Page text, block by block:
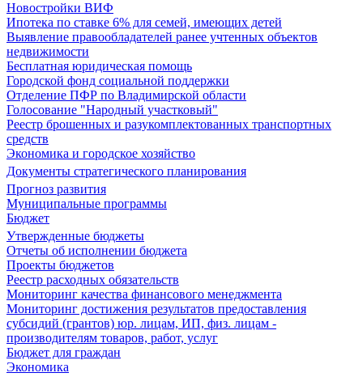
Новостройки ВИФ
Ипотека по ставке 6% для семей, имеющих детей
Выявление правообладателей ранее учтенных объектов
недвижимости
Бесплатная юридическая помощь
Городской фонд социальной поддержки
Отделение ПФР по Владимирской области
Голосование "Народный участковый"
Реестр брошенных и разукомплектованных транспортных
средств
Экономика и городское хозяйство
Документы стратегического планирования
Прогноз развития
Муниципальные программы
Бюджет
Утвержденные бюджеты
Отчеты об исполнении бюджета
Проекты бюджетов
Реестр расходных обязательств
Мониторинг качества финансового менеджмента
Мониторинг достижения результатов предоставления
субсидий (грантов) юр. лицам, ИП, физ. лицам -
производителям товаров, работ, услуг
Бюджет для граждан
Экономика